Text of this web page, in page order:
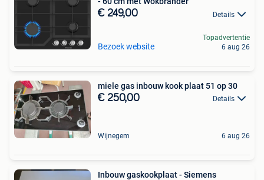
€ 249,00 Details
Bezoek website
Topadvertentie
6 aug 26
miele gas inbouw kook plaat 51 op 30
€ 250,00 Details
Wijnegem 6 aug 26
Inbouw gaskookplaat - Siemens